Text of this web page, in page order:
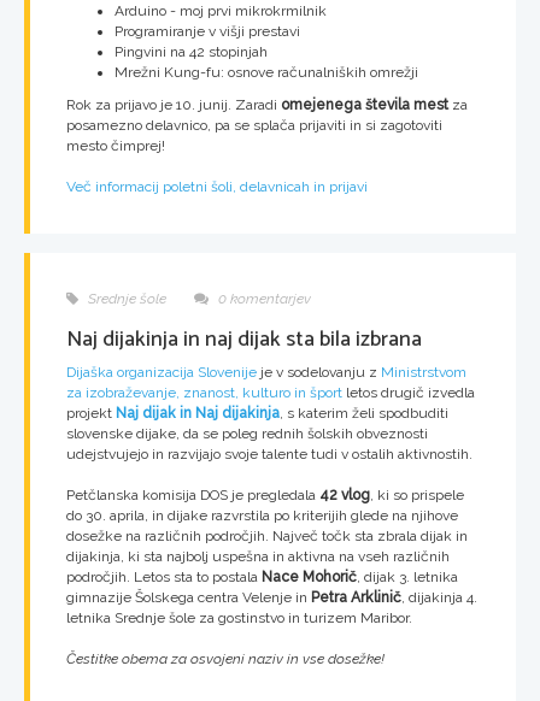
Arduino - moj prvi mikrokrmilnik
Programiranje v višji prestavi
Pingvini na 42 stopinjah
Mrežni Kung-fu: osnove računalniških omrežji
Rok za prijavo je 10. junij. Zaradi omejenega števila mestza
posamezno delavnico, pa se splača prijaviti in si zagotoviti
mesto čimprej!
Več informacij poletni šoli, delavnicah in prijavi
Srednje šole 0 komentarjev
Naj dijakinja in naj dijak sta bila izbrana
Dijaška organizacija Slovenije je v sodelovanju z Ministrstvom
za izobraževanje, znanost, kulturo in šport letos drugič izvedla
projekt Naj dijak in Naj dijakinja, s katerim želi spodbuditi
slovenske dijake, da se poleg rednih šolskih obveznosti
udejstvujejo in razvijajo svoje talente tudi v ostalih aktivnostih.
Petčlanska komisija DOS je pregledala 42 vlog, ki so prispele
do 30. aprila, in dijake razvrstila po kriterijih glede na njihove
dosežke na različnih področjih. Največ točk sta zbrala dijak in
dijakinja, ki sta najbolj uspešna in aktivna na vseh različnih
področjih. Letos sta to postala Nace Mohorič, dijak 3. letnika
gimnazije Šolskega centra Velenje in Petra Arklinič, dijakinja 4.
letnika Srednje šole za gostinstvo in turizem Maribor.
Čestitke obema za osvojeni naziv in vse dosežke!